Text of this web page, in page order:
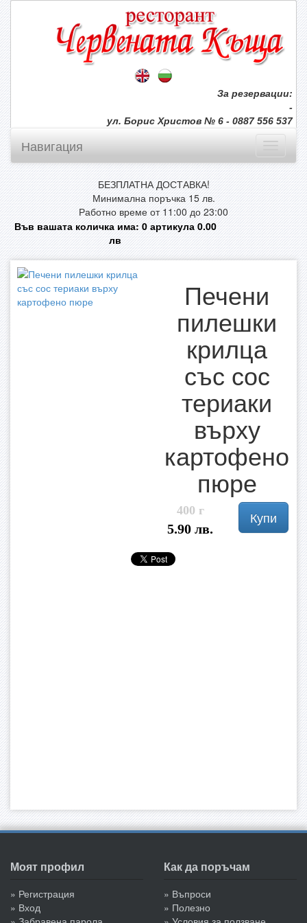
За резервации:
-
ул. Борис Христов № 6 - 0887 556 537
Навигация
БЕЗПЛАТНА ДОСТАВКА!
Минимална поръчка 15 лв.
Работно време от 11:00 до 23:00
Във вашата количка има:0артикула0.00
лв
Печени
пилешки
крилца
със сос
териаки
върху
картофено
пюре
400 г
5.90 лв.
Купи
Моят профил
» Регистрация
» Вход
Как да поръчам
» Въпроси
» Полезно